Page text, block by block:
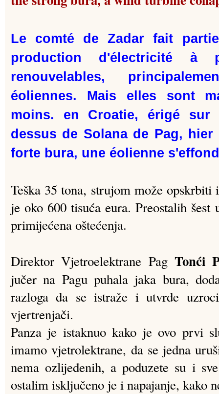
Le comté de Zadar fait
production d'électricité à
renouvelables,
éoliennes. Mais elles sont
moins. en Croatie, érigé
dessus de Solana de Pag,
forte bura, une éolienne
Teška 35 tona, strujom može opskrbiti
je oko 600 tisuća eura. Preostalih
primijećena oštećenja.
Direktor Vjetroelektrane PagTonći
jučer na Pagu puhala jaka bura,
razloga da se istraže i utvrde
vjertrenjači.
Panza je istaknuo kako je ovo prvi
imamo vjetrolektrane, da se jedna
nema ozlijeđenih, a poduzete su i
ostalim isključeno je i napajanje, kako